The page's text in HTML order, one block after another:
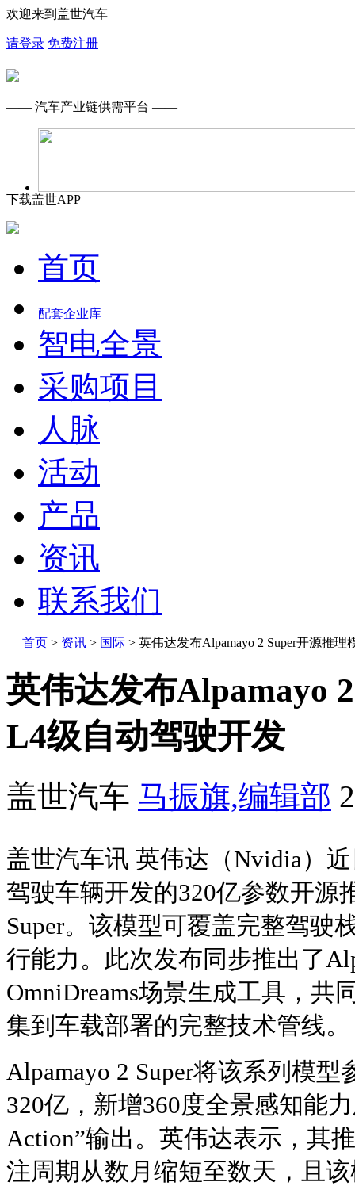
欢迎来到盖世汽车
请登录 免费注册
—— 汽车产业链供需平台 ——
下载盖世APP
首页
配套企业库
智电全景
采购项目
人脉
活动
产品
资讯
联系我们
首页 > 资讯 > 国际 > 英伟达发布Alpamayo 2 Super开源推理
英伟达发布Alpamayo
L4级自动驾驶开发
盖世汽车 马振旗,编辑部
盖世汽车讯 英伟达（Nvidia）
驾驶车辆开发的320亿参数开源
Super。该模型可覆盖完整驾驶
行能力。此次发布同步推出了
OmniDreams场景生成工具，共
集到车载部署的完整技术管线。
Alpamayo 2 Super将该系列模
320亿，新增360度全景感知能
Action”输出。英伟达表示，其
注周期从数月缩短至数天，且